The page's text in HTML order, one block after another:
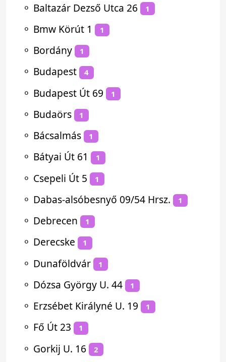
⚬ Baltazár Dezső Utca 26 1
⚬ Bmw Körút 1 1
⚬ Bordány 1
⚬ Budapest 4
⚬ Budapest Út 69 1
⚬ Budaörs 1
⚬ Bácsalmás 1
⚬ Bátyai Út 61 1
⚬ Csepeli Út 5 1
⚬ Dabas-alsóbesnyő 09/54 Hrsz. 1
⚬ Debrecen 1
⚬ Derecske 1
⚬ Dunaföldvár 1
⚬ Dózsa György U. 44 1
⚬ Erzsébet Királyné U. 19 1
⚬ Fő Út 23 1
⚬ Gorkij U. 16 2